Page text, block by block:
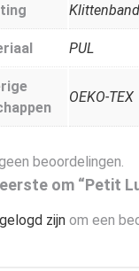
Klittenband
PUL
OEKO-TEX
beoordelingen.
om “Petit
zijn om een